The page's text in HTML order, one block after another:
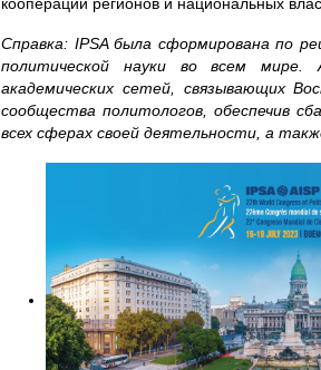
кооперации регионов и национальных
Справка: IPSA была сформирована по
политической науки во всем мире.
академических сетей, связывающих
сообщества политологов, обеспечив
всех сферах своей деятельности, а